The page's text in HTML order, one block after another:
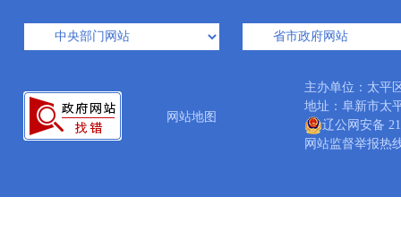
网站地图
主办单位：太
地址：阜新市
辽公网安备
网站监督举报热